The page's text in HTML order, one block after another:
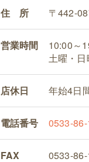
住 所 〒442-
営業時間
10:00～
土曜・
店休日 年始4日
電話番号 0533-
FAX 0533-